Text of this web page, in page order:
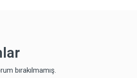
bırakılmamış.